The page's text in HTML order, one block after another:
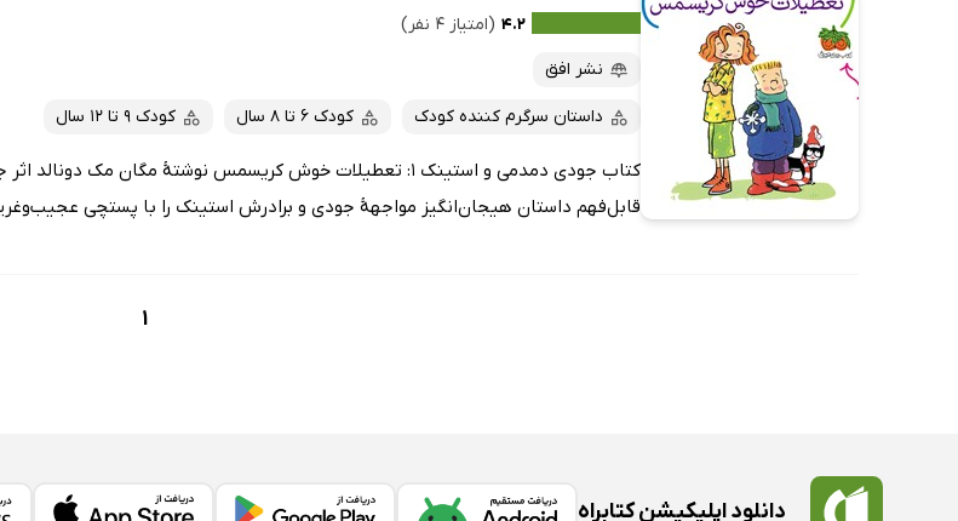
۴.۲ (امتیاز ۴ نفر)
نشر افق
داستان سرگرم کننده کودک کودک 6 تا 8 سال کودک 9 تا 12 سال
کتاب جودی دمدمی و استینک 1: تعطیلات خوش کریسمس نوشتۀ مگان مک
قابل‌فهم داستان هیجان‌انگیز مواجهۀ جودی و برادرش استینک را با پستچی
1
دانلود اپلیکیشن کتابراه